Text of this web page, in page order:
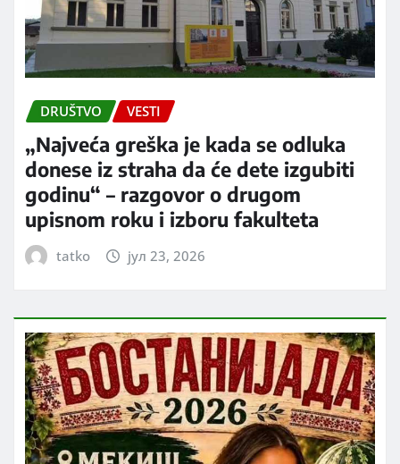
DRUŠTVO VESTI
„Najveća greška je kada se odluka
donese iz straha da će dete izgubiti
godinu“ – razgovor o drugom
upisnom roku i izboru fakulteta
tatko јул 23, 2026